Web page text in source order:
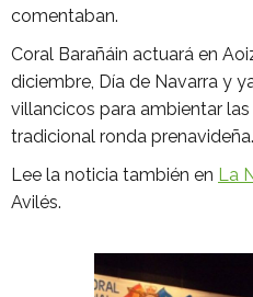
comentaban.
Coral Barañáin actuará en
diciembre, Día de Navarra y
villancicos para ambientar
tradicional ronda prenavideña.
Lee la noticia también en La
Avilés.